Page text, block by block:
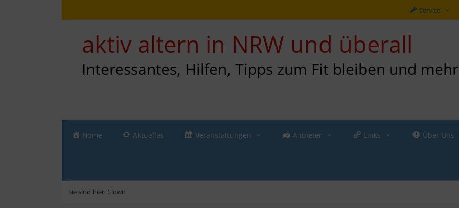
Service
aktiv altern in NRW und überall
Interessantes, Hilfen, Tipps zum Fit bleiben und mehr
Home Aktuelles Veranstaltungen Anbieter Links Über Uns
Sie sind hier: Clown